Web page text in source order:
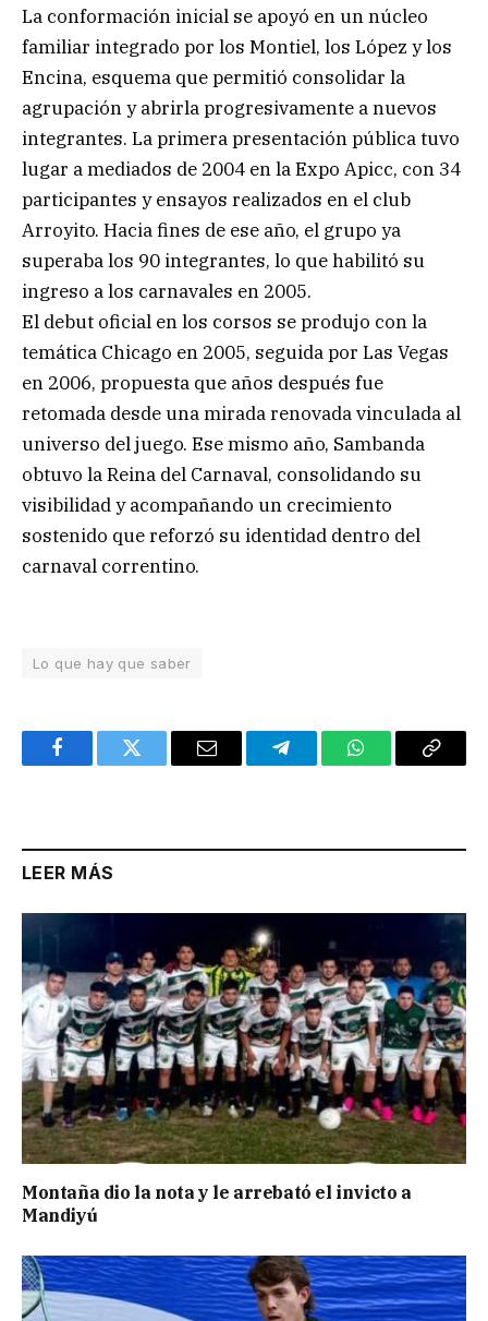
La conformación inicial se apoyó en un núcleo
familiar integrado por los Montiel, los López y los
Encina, esquema que permitió consolidar la
agrupación y abrirla progresivamente a nuevos
integrantes. La primera presentación pública tuvo
lugar a mediados de 2004 en la Expo Apicc, con 34
participantes y ensayos realizados en el club
Arroyito. Hacia fines de ese año, el grupo ya
superaba los 90 integrantes, lo que habilitó su
ingreso a los carnavales en 2005.
El debut oficial en los corsos se produjo con la
temática Chicago en 2005, seguida por Las Vegas
en 2006, propuesta que años después fue
retomada desde una mirada renovada vinculada al
universo del juego. Ese mismo año, Sambanda
obtuvo la Reina del Carnaval, consolidando su
visibilidad y acompañando un crecimiento
sostenido que reforzó su identidad dentro del
carnaval correntino.
Lo que hay que saber
FacebookTwitter Email TelegramWhatsAppCopy
LEER MÁS
Montaña dio la nota y le arrebató el invicto a
Mandiyú